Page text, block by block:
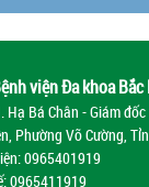
viện Đa khoa Bắc
Bá Chân - Giám
Phường Võ Cường,
0965401919
0965411919